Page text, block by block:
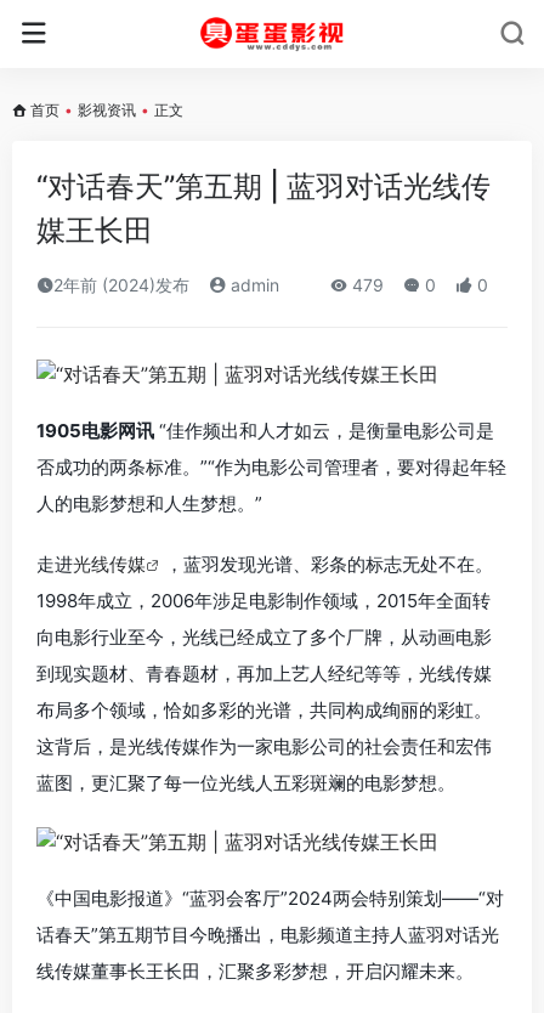
首页 • 影视资讯 • 正文
“对话春天”第五期 | 蓝羽对话光线传
媒王长田
2年前 (2024)发布 admin 479 0 0
1905电影网讯 “佳作频出和人才如云，是衡量电影公司是
否成功的两条标准。”“作为电影公司管理者，要对得起年轻
人的电影梦想和人生梦想。”
走进光线传媒
，蓝羽发现光谱、彩条的标志无处不在。
1998年成立，2006年涉足电影制作领域，2015年全面转
向电影行业至今，光线已经成立了多个厂牌，从动画电影
到现实题材、青春题材，再加上艺人经纪等等，光线传媒
布局多个领域，恰如多彩的光谱，共同构成绚丽的彩虹。
这背后，是光线传媒作为一家电影公司的社会责任和宏伟
蓝图，更汇聚了每一位光线人五彩斑斓的电影梦想。
《中国电影报道》“蓝羽会客厅”2024两会特别策划——“对
话春天”第五期节目今晚播出，电影频道主持人蓝羽对话光
线传媒董事长王长田，汇聚多彩梦想，开启闪耀未来。